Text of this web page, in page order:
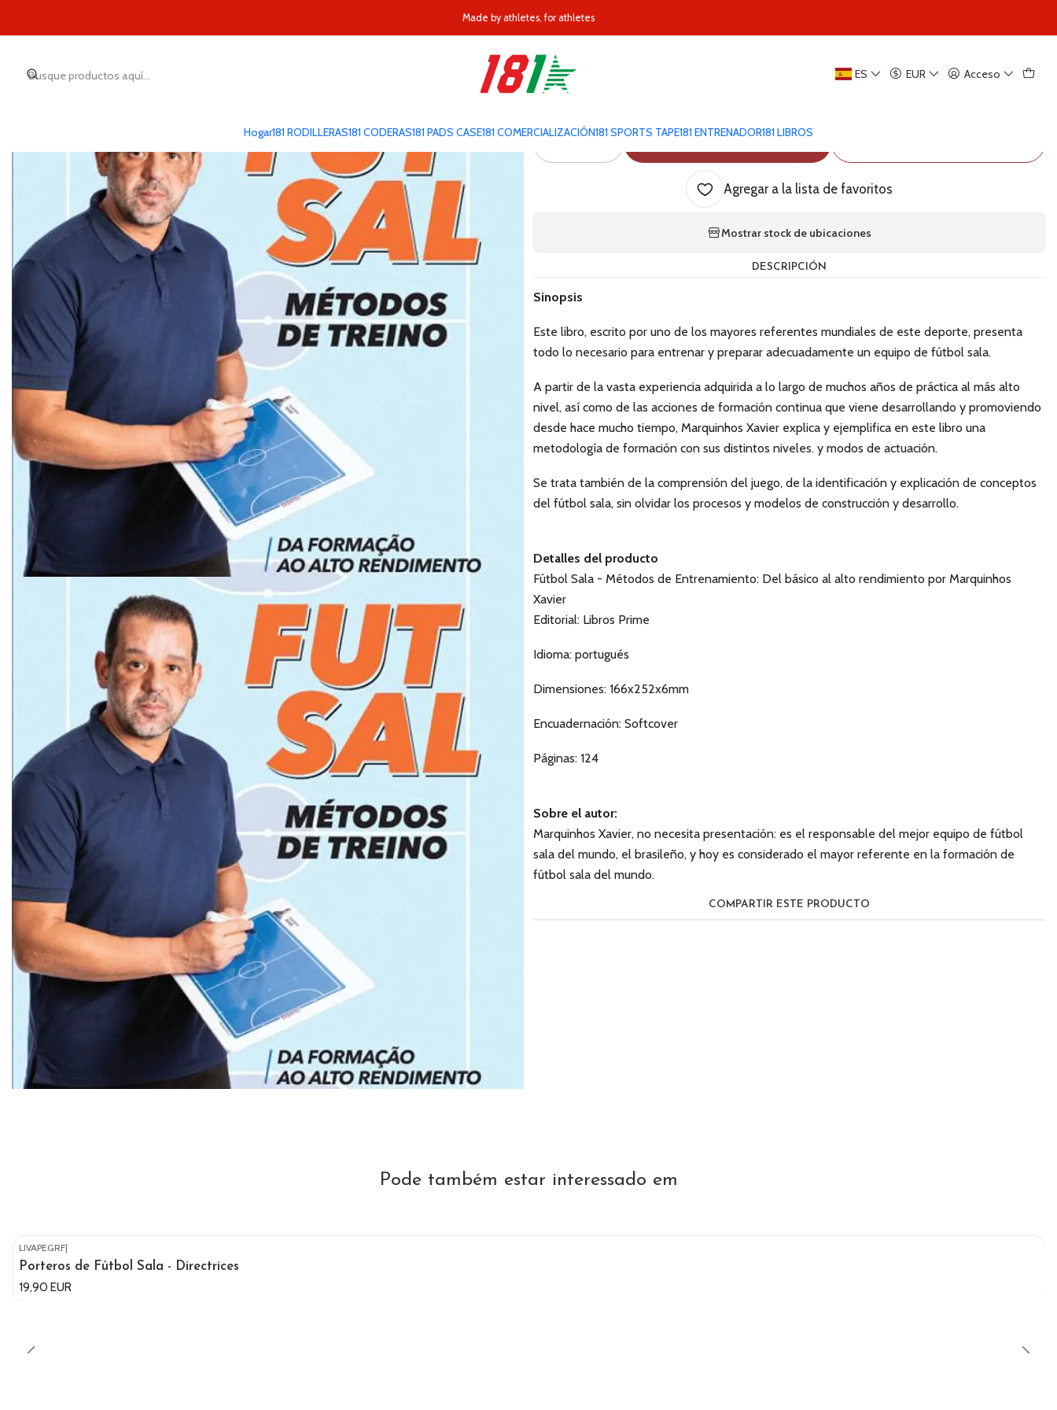
ES EUR Acceso
Hogar181 RODILLERAS181 CODERAS181 PADS CASE181 COMERCIALIZACIÓN181 SPORTS TAPE181 ENTRENADOR181 LIBROS
Made by athletes, for athletes
Fútbol Sala - Métodos de Entrenamiento Del entrenamiento al alto rendimiento por Marquinhos Xavier
Fútbol Sala - Métodos de Entrenamiento Del entrenamiento
Cantidad
Agregar a la lista de favoritos
Mostrar stock de ubicaciones
DESCRIPCIÓN
Sinopsis
Este libro, escrito por uno de los mayores referentes mundiales de este deporte, presenta
todo lo necesario para entrenar y preparar adecuadamente un equipo de fútbol sala.
A partir de la vasta experiencia adquirida a lo largo de muchos años de práctica al más alto
nivel, así como de las acciones de formación continua que viene desarrollando y promoviendo
desde hace mucho tiempo, Marquinhos Xavier explica y ejemplifica en este libro una
metodología de formación con sus distintos niveles. y modos de actuación.
Se trata también de la comprensión del juego, de la identificación y explicación de conceptos
del fútbol sala, sin olvidar los procesos y modelos de construcción y desarrollo.
Detalles del producto
Fútbol Sala - Métodos de Entrenamiento: Del básico al alto rendimiento por Marquinhos
Xavier
Editorial: Libros Prime
Idioma: portugués
Dimensiones: 166x252x6mm
Encuadernación: Softcover
Páginas: 124
Sobre el autor:
Marquinhos Xavier, no necesita presentación: es el responsable del mejor equipo de fútbol
sala del mundo, el brasileño, y hoy es considerado el mayor referente en la formación de
fútbol sala del mundo.
COMPARTIR ESTE PRODUCTO
Pode também estar interessado em
LIVAPEGRF|
Porteros de Fútbol Sala - Directrices
19,90 EUR